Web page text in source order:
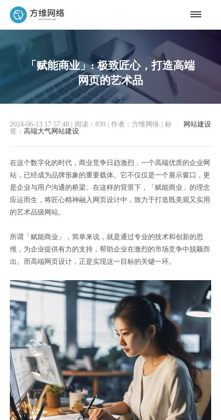
「赋能商业」: 极致匠心，打造高端
网页的艺术品
网站建设
2024-06-13 17:57:48 阅读：839 作者：方维网络
标
签： 高端大气网站建设
在这个数字化的时代，商业竞争日趋激烈，一个高端优质的企业网
站，已经成为品牌形象的重要载体。它不仅仅是一个展示窗口，更
是企业与用户沟通的桥梁。在这样的背景下，「赋能商业」的理念
应运而生，将匠心精神融入网页设计中，致力于打造既美观又实用
的艺术品级网站。
所谓「赋能商业」，简单来说，就是通过专业的技术和创新的思
维，为企业提供有力的支持，帮助企业在激烈的市场竞争中脱颖而
出。而高端网页设计，正是实现这一目标的关键一环。